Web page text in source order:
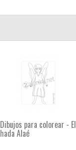
Dibujos para colorear - El
hada Alaé